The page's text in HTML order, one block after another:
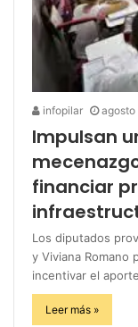
infopilar agosto
Impulsan
financiar
Los diputados
y Viviana Romano
incentivar el
Leer más »